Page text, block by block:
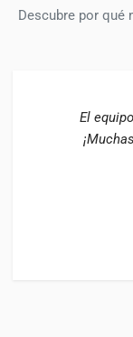
Descubre por qué
El